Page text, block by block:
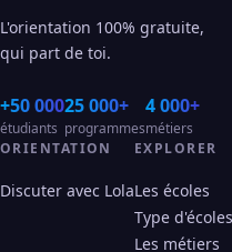
L'orientation 100% gratuite,
qui part de toi.
+50 000
étudiants
25 000+
programmes
4 000+
métiers
ORIENTATION
Discuter avec Lola
EXPLORER
Les écoles
Type d'écoles
Les métiers